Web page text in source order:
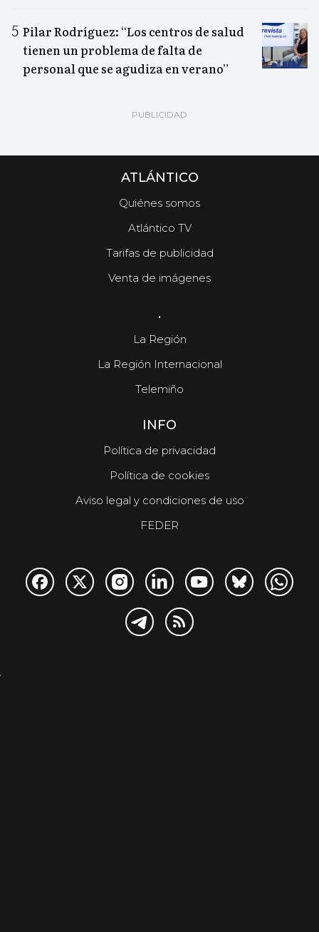
Pilar Rodríguez: “Los centros de salud
tienen un problema de falta de
personal que se agudiza en verano”
ATLÁNTICO
Quiénes somos
Atlántico TV
Tarifas de publicidad
Venta de imágenes
.
La Región
La Región Internacional
Telemiño
INFO
Política de privacidad
Política de cookies
Aviso legal y condiciones de uso
FEDER